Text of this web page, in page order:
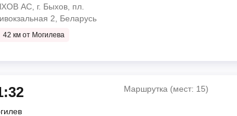
ул. Станционная, 5,
2,
Дороги, ул.
ул. Станционная, 5,
мин
АС, г. Быхов, пл.
2, Беларусь
42 км от Могилева
Маршрутка (мест: 15)